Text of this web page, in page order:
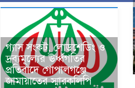
গ্যাস সংকট, লোডশেডিং ও
দ্রব্যমূল্যের ঊর্ধ্বগতির
প্রতিবাদে গোপালগঞ্জে
জামায়াতের স্মারকলিপি